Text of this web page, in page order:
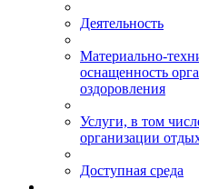
Деятельность
Материально-
оснащенность
оздоровления
Услуги, в том
организации
Доступная среда